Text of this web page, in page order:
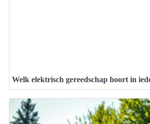
Welk elektrisch gereedschap hoort in